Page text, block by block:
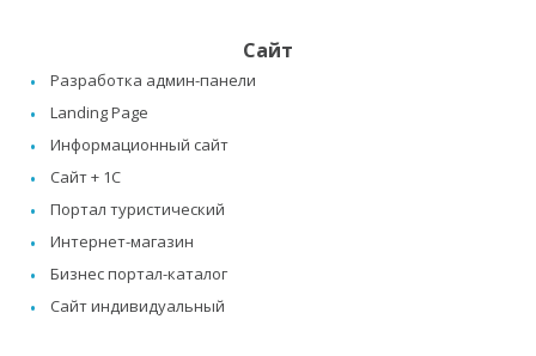
Сайт
Разработка админ-панели
Landing Page
Информационный сайт
Сайт + 1C
Портал туристический
Интернет-магазин
Бизнес портал-каталог
Сайт индивидуальный